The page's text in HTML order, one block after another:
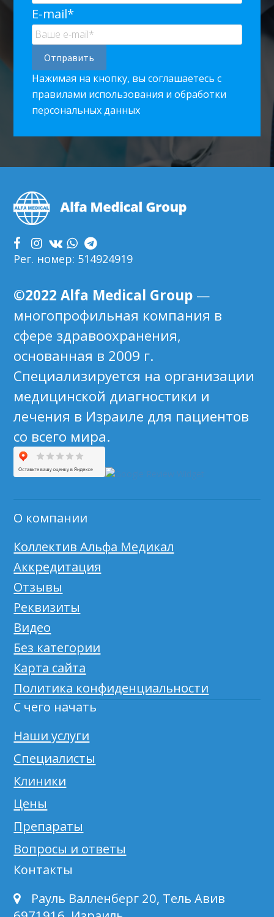
E-mail*
Нажимая на кнопку, вы соглашаетесь с
правилами использования и обработки
персональных данных
Footer
Рег. номер: 514924919
©2022 Alfa Medical Group —
многопрофильная компания в
сфере здравоохранения,
основанная в 2009 г.
Специализируется на организации
медицинской диагностики и
лечения в Израиле для пациентов
со всего мира.
О компании
Коллектив Альфа Медикал
Аккредитация
Отзывы
Реквизиты
Видео
Без категории
Карта сайта
Политика конфиденциальности
С чего начать
Наши услуги
Специалисты
Клиники
Цены
Препараты
Вопросы и ответы
Контакты
Рауль Валленберг 20, Тель Авив